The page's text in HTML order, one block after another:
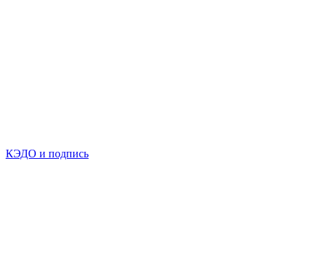
КЭДО и подпись